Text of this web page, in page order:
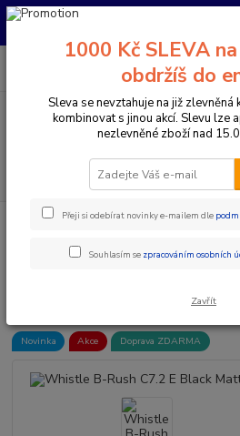
Pro nachystání kola / doplňků na
CZK
PO-PÁ 10:00-17:00 | SO: 9:00-12:00
Elektrokola Horská elektrokola
Matt/Rainbow
Novinka Akce Doprava ZDARMA
1000 Kč SLEVA
obdržíš do
Sleva se nevztahuje na již zlevněná
kombinovat s jinou akcí. Slevu lze
nezlevněné zboží nad
Přeji si odebírat novinky e-mailem dle
Souhlasím se zpracováním osobních
Zavřít